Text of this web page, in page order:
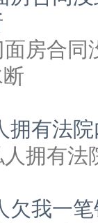
面房合同
拥有法
人拥有法
欠我一